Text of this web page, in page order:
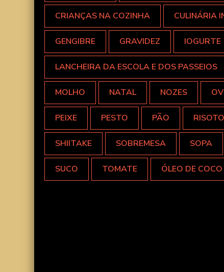
CRIANÇAS NA COZINHA CULINÁRIA
GENGIBRE GRAVIDEZ IOGURTE
LANCHEIRA DA ESCOLA E DOS PASSEIOS
MOLHO NATAL NOZES
PEIXE PESTO PÃO RISOTO
SHIITAKE SOBREMESA SOPA
SUCO TOMATE ÓLEO DE COCO